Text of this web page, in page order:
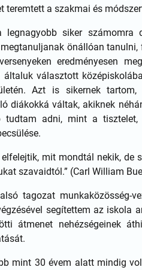
teremtett a szakmai és
legnagyobb siker számomra
önállóan
eredményesen
általuk választott
Azt is sikernek
diákokká váltak, akiknek
tudtam adni, mint a tisztelet,
elfelejtik, mit mondtál nekik, de
szavaidtól.” (Carl William
tagozat munkaközösség-
segítettem az iskola
átmenet nehézségeinek
mint 30 évem alatt mindig